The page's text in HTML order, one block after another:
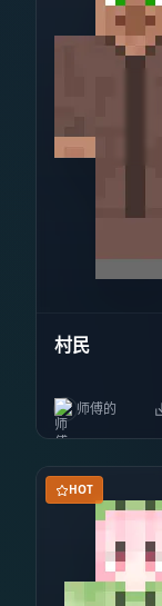
村民
师傅的
HOT